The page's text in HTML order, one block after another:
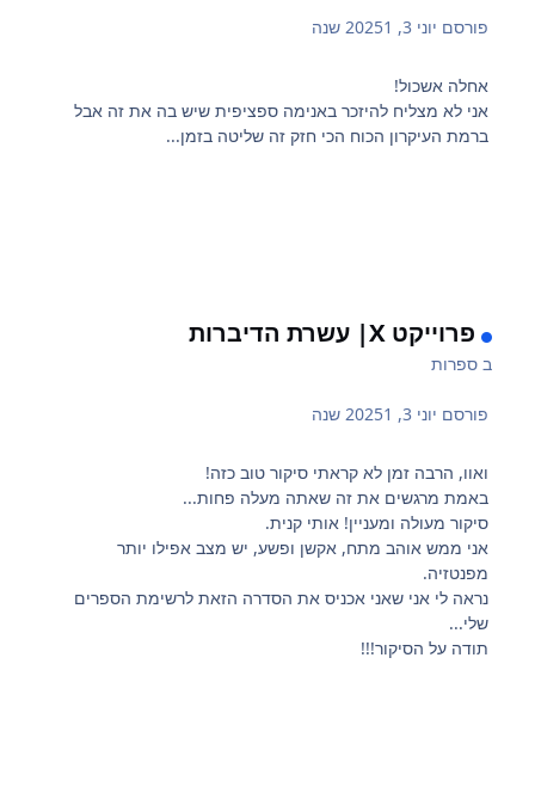
פורסם יוני 3, 2025 1 שנה
אחלה אשכול!
אני לא מצליח להיזכר באנימה ספציפית שיש בה את זה אבל
ברמת העיקרון הכוח הכי חזק זה שליטה בזמן...
פרוייקט X| עשרת הדיברות
בספרות
פורסם יוני 3, 2025 1 שנה
ואוו, הרבה זמן לא קראתי סיקור טוב כזה!
באמת מרגשים את זה שאתה מעלה פחות...
סיקור מעולה ומעניין! אותי קנית.
אני ממש אוהב מתח, אקשן ופשע, יש מצב אפילו יותר
מפנטזיה.
נראה לי אני שאני אכניס את הסדרה הזאת לרשימת הספרים
שלי...
תודה על הסיקור!!!